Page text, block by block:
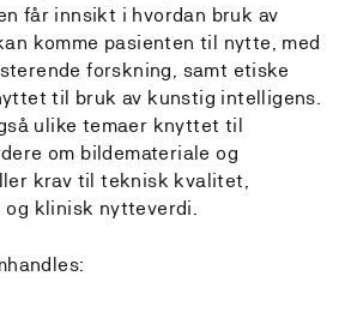
får innsikt i hvordan bruk av
komme pasienten til nytte, med
forskning, samt etiske
til bruk av kunstig intelligens.
ulike temaer knyttet til
om bildemateriale og
krav til teknisk kvalitet,
klinisk nytteverdi.